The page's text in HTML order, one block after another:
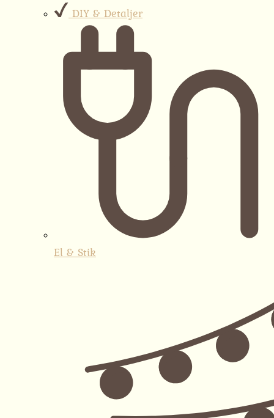
DIY & Detaljer
El & Stik